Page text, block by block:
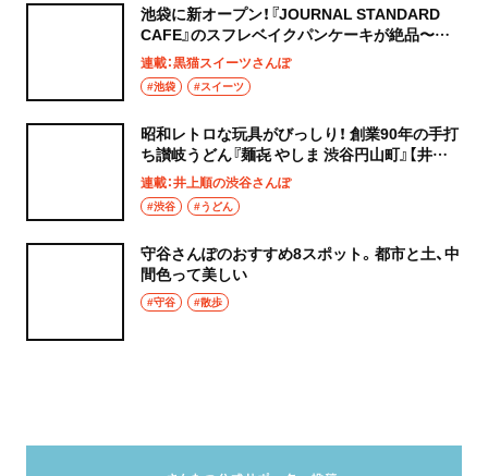
池袋に新オープン！『JOURNAL STANDARD
CAFE』のスフレベイクパンケーキが絶品〜黒
猫スイーツ散歩 池袋編5〜
連載：黒猫スイーツさんぽ
#池袋 #スイーツ
昭和レトロな玩具がびっしり！ 創業90年の手打
ち讃岐うどん『麺㐂 やしま 渋谷円山町』【井上
順の渋谷さんぽ】
連載：井上順の渋谷さんぽ
#渋谷 #うどん
守谷さんぽのおすすめ8スポット。都市と土、中
間色って美しい
#守谷 #散歩